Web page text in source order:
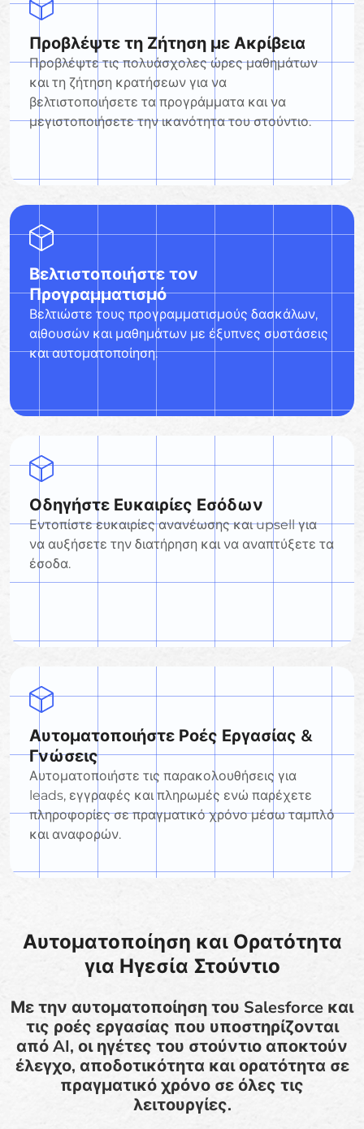
Προβλέψτε τη Ζήτηση με Ακρίβεια
Προβλέψτε τις πολυάσχολες ώρες μαθημάτων
και τη ζήτηση κρατήσεων για να
βελτιστοποιήσετε τα προγράμματα και να
μεγιστοποιήσετε την ικανότητα του στούντιο.
Βελτιστοποιήστε τον
Προγραμματισμό
Βελτιώστε τους προγραμματισμούς δασκάλων,
αιθουσών και μαθημάτων με έξυπνες συστάσεις
και αυτοματοποίηση.
Οδηγήστε Ευκαιρίες Εσόδων
Εντοπίστε ευκαιρίες ανανέωσης και upsell για
να αυξήσετε την διατήρηση και να αναπτύξετε τα
έσοδα.
Αυτοματοποιήστε Ροές Εργασίας &
Γνώσεις
Αυτοματοποιήστε τις παρακολουθήσεις για
leads, εγγραφές και πληρωμές ενώ παρέχετε
πληροφορίες σε πραγματικό χρόνο μέσω ταμπλό
και αναφορών.
Αυτοματοποίηση και Ορατότητα
για Ηγεσία Στούντιο
Με την αυτοματοποίηση του Salesforce και
τις ροές εργασίας που υποστηρίζονται
από AI, οι ηγέτες του στούντιο αποκτούν
έλεγχο, αποδοτικότητα και ορατότητα σε
πραγματικό χρόνο σε όλες τις
λειτουργίες.